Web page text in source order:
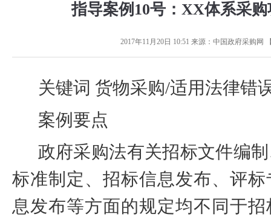
指导案例10号：XX体系采
2017年11月20日 10:51 来源： 中国政府采购网
关键词 货物采购/适用法律错
案例要点
政府采购法有关招标文件编
标准制定、招标信息发布、评
息发布等方面的规定均不同于